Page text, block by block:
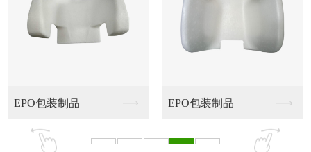
头盔包装制品 头盔包装制品